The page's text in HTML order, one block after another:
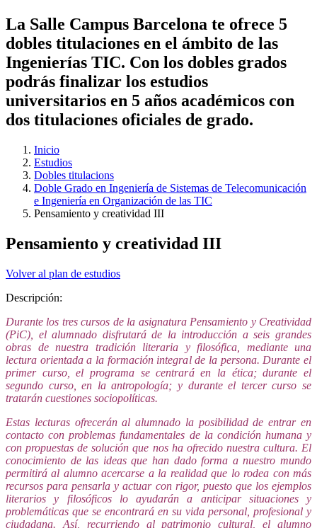
La Salle Campus Barcelona te ofrece 5
dobles titulaciones en el ámbito de las
Ingenierías TIC. Con los dobles grados
podrás finalizar los estudios
universitarios en 5 años académicos con
dos titulaciones oficiales de grado.
Inicio
Estudios
Dobles titulacions
Doble Grado en Ingeniería de Sistemas de Telecomunicación
e Ingeniería en Organización de las TIC
Pensamiento y creatividad III
Pensamiento y creatividad III
Volver al plan de estudios
Descripción:
Durante los tres cursos de la asignatura Pensamiento y Creatividad
(PiC), el alumnado disfrutará de la introducción a seis grandes
obras de nuestra tradición literaria y filosófica, mediante una
lectura orientada a la formación integral de la persona. Durante el
primer curso, el programa se centrará en la ética; durante el
segundo curso, en la antropología; y durante el tercer curso se
tratarán cuestiones sociopolíticas.
Estas lecturas ofrecerán al alumnado la posibilidad de entrar en
contacto con problemas fundamentales de la condición humana y
con propuestas de solución que nos ha ofrecido nuestra cultura. El
conocimiento de las ideas que han dado forma a nuestro mundo
permitirá al alumno acercarse a la realidad que lo rodea con más
recursos para pensarla y actuar con rigor, puesto que los ejemplos
literarios y filosóficos lo ayudarán a anticipar situaciones y
problemáticas que se encontrará en su vida personal, profesional y
ciudadana. Así, recurriendo al patrimonio cultural, el alumno